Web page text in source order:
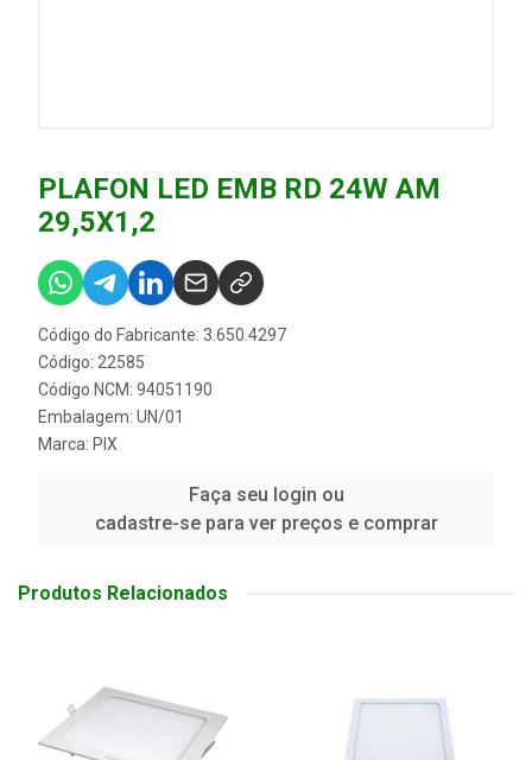
PLAFON LED EMB RD 24W AM
29,5X1,2
Código do Fabricante: 3.650.4297
Código: 22585
Código NCM: 94051190
Embalagem: UN/01
Marca: PIX
Faça seu login ou
cadastre-se para ver preços e comprar
Produtos Relacionados